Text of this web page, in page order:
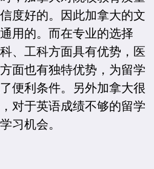
度好的。因此加拿大的文
用的。而在专业的选择
、工科方面具有优势，医
面也有独特优势，为留学
便利条件。另外加拿大很
对于英语成绩不够的留学
习机会。